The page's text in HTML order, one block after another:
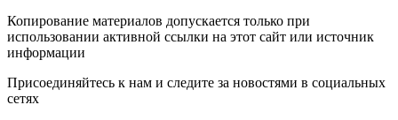
Копирование материалов допускается только при
использовании активной ссылки на этот сайт или источник
информации
Присоединяйтесь к нам и следите за новостями в социальных
сетях